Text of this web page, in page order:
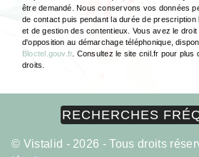
être demandé. Nous conservons vos données
de contact puis pendant la durée de prescription
et de gestion des contentieux. Vous avez le
d'opposition au démarchage téléphonique,
Bloctel.gouv.fr. Consultez le site cnil.fr pour plus
droits.
RECHERCHES
© Vistalid - 2026 - Tous droits